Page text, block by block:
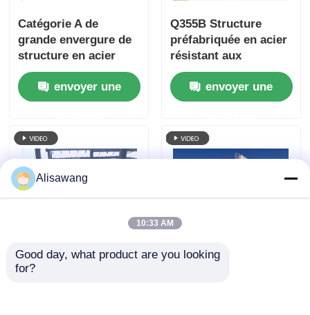
Catégorie A de
grande envergure de
structure en acier
préfabriqué
envoyer une
Q355B Structure
préfabriquée en acier
résistant aux
ouragans Bâtiment
d'entrepôt Cadre
galvanisé à chaud
km/h
envoyer une
Structure métallique
Entrepôt métallique
Alisawang
10:33 AM
Good day, what product are you looking
for?